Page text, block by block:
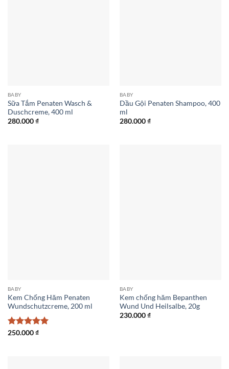
BABY
Sữa Tắm Penaten Wasch &
Duschcreme, 400 ml
280.000₫
BABY
Dầu Gội Penaten Shampoo, 400
ml
280.000₫
BABY
Kem Chống Hăm Penaten
Wundschutzcreme, 200 ml
Được xếp
250.000₫
BABY
Kem chống hăm Bepanthen
Wund Und Heilsalbe, 20g
230.000₫